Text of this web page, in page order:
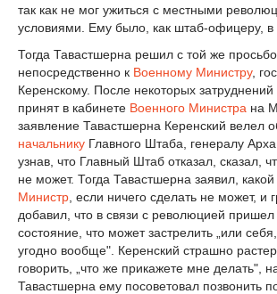
так как не мог ужиться с местными
условиями. Ему было, как штаб-офицеру, в
Тогда Тавастшерна решил с той же
непосредственно к Военному Министру,
Керенскому. После некоторых
принят в кабинете Военного Министра на
заявление Тавастшерна Керенский велел
начальнику Главного Штаба, генералу
узнав, что Главный Штаб отказал, сказал,
не может. Тогда Тавастшерна заявил,
Министр , если ничего сделать не может, и
добавил, что в связи с революцией пришел
состояние, что может застрелить „или
угодно вообще". Керенский страшно
говорить, „что же прикажете мне делать",
Тавастшерна ему посоветовал позвонить